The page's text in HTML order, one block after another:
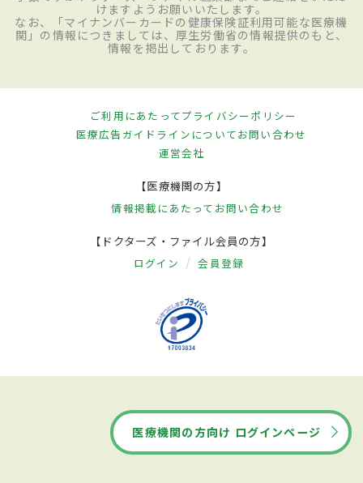
けますようお願いいたします。
なお、「マイナンバーカードの健康保険証利用可能な医療機
関」の情報につきましては、厚生労働省の情報提供のもと、
情報を掲出しております。
ご利用にあたってプライバシーポリシー
医療広告ガイドラインについてお問い合わせ
運営会社
【医療機関の方】
情報掲載にあたって お問い合わせ
【ドクターズ・ファイル会員の方】
ログイン 会員登録
医療機関の方向け ログインページ